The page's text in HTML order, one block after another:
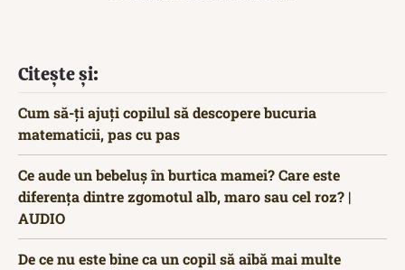
Citește și:
Cum să-ți ajuți copilul să descopere bucuria
matematicii, pas cu pas
Ce aude un bebeluș în burtica mamei? Care este
diferența dintre zgomotul alb, maro sau cel roz? |
AUDIO
De ce nu este bine ca un copil să aibă mai multe